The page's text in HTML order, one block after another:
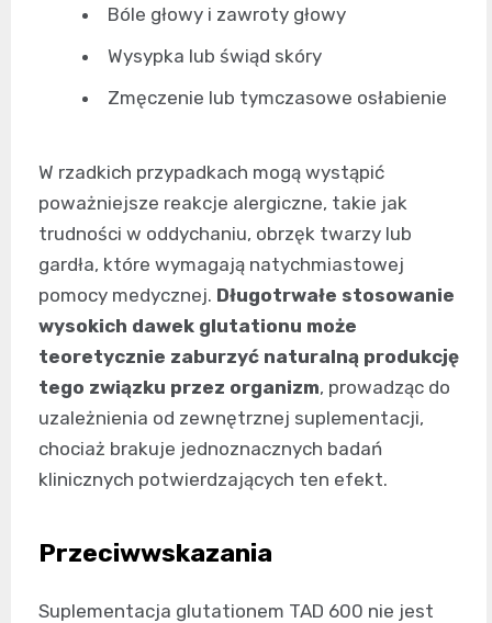
Bóle głowy i zawroty głowy
Wysypka lub świąd skóry
Zmęczenie lub tymczasowe osłabienie
W rzadkich przypadkach mogą wystąpić
poważniejsze reakcje alergiczne, takie jak
trudności w oddychaniu, obrzęk twarzy lub
gardła, które wymagają natychmiastowej
pomocy medycznej. Długotrwałe stosowanie
wysokich dawek glutationu może
teoretycznie zaburzyć naturalną produkcję
tego związku przez organizm, prowadząc do
uzależnienia od zewnętrznej suplementacji,
chociaż brakuje jednoznacznych badań
klinicznych potwierdzających ten efekt.
Przeciwwskazania
Suplementacja glutationem TAD 600 nie jest